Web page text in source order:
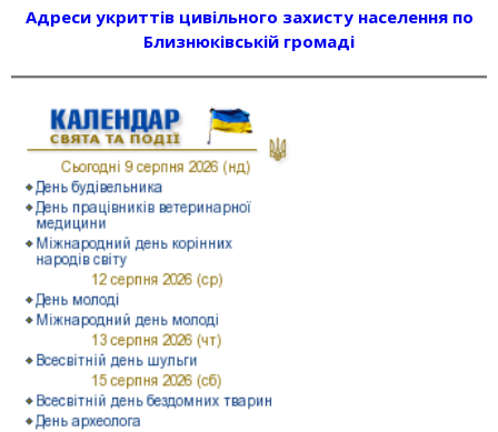
Адреси укриттів цивільного захисту населення по
Близнюківській громаді